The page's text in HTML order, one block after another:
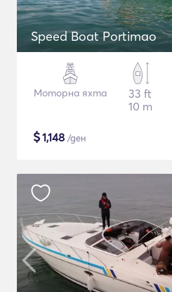
Speed Boat Portimao
Моторна яхта
33 ft
10 m
$1,148 /ден